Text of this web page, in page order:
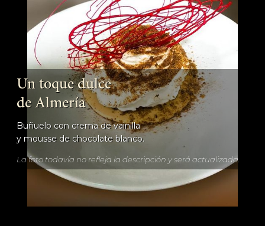
Un toque dulce
de Almería
Buñuelo con crema de vainilla
y mousse de chocolate blanco.
La foto todavía no refleja la descripción y será actualizada.